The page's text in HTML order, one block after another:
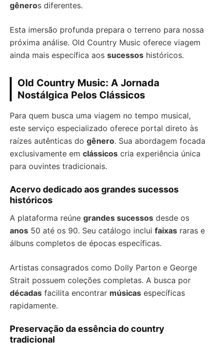
gêneros diferentes.
Esta imersão profunda prepara o terreno para nossa
próxima análise. Old Country Music oferece viagem
ainda mais específica aos sucessos históricos.
Old Country Music: A Jornada
Nostálgica Pelos Clássicos
Para quem busca uma viagem no tempo musical,
este serviço especializado oferece portal direto às
raízes autênticas do gênero. Sua abordagem focada
exclusivamente em clássicos cria experiência única
para ouvintes tradicionais.
Acervo dedicado aos grandes sucessos
históricos
A plataforma reúne grandes sucessos desde os
anos 50 até os 90. Seu catálogo inclui faixas raras e
álbuns completos de épocas específicas.
Artistas consagrados como Dolly Parton e George
Strait possuem coleções completas. A busca por
décadas facilita encontrar músicas específicas
rapidamente.
Preservação da essência do country
tradicional